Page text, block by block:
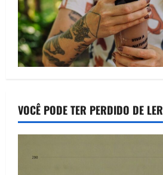
VOCÊ PODE TER PERDIDO DE LER